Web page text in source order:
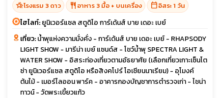
hotel_classโรงแรม 3 ดาว restaurant อาหาร 3 มื้อ + บนเครื่อง calendar_todayอิสระ 1 วัน
ไฮไลท์:ยูนิเวอร์แซล สตูดิโอ การ์เด้นส์ บาย เดอะ เบย์
เที่ยว:น้ำพุแห่งความมั่งคั่ง - การ์เด้นส์ บาย เดอะ เบย์ - RHAPSODY
LIGHT SHOW - มารีน่า เบย์ แซนด์ส - โชว์น้ำพุ SPECTRA LIGHT &
WATER SHOW - อิสระท่องเที่ยวตามอัธยาศัย (เลือกเที่ยวเกาะเซ็นโต
ซ่า ยูนิเวอร์แซล สตูดิโอ หรือสิงคโปร์ โอเชียนนาเรียม) - อุโมงค์
ต้นไม้ - เมอร์ไลออน พาร์ค - อาคารกองบัญชาการตำรวจเก่า - ไชน่า
ทาวน์ - วัดพระเขี้ยวแก้ว